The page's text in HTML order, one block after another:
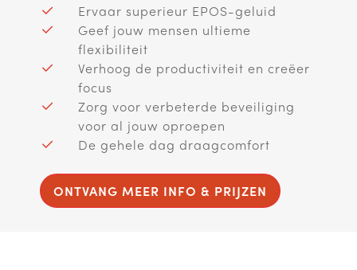
Ervaar superieur EPOS-geluid
Geef jouw mensen ultieme
flexibiliteit
Verhoog de productiviteit en creëer
focus
Zorg voor verbeterde beveiliging
voor al jouw oproepen
De gehele dag draagcomfort
ONTVANG MEER INFO & PRIJZEN